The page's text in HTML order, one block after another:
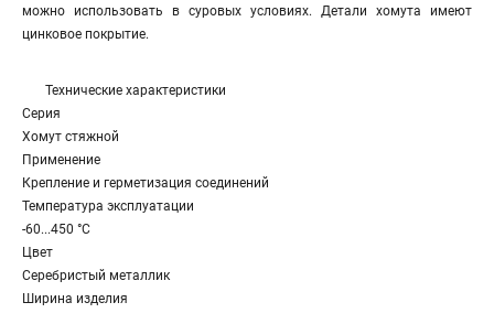
можно использовать в суровых условиях. Детали хомута имеют
цинковое покрытие.
Технические характеристики
Серия
Хомут стяжной
Применение
Крепление и герметизация соединений
Температура эксплуатации
-60...450 °C
Цвет
Серебристый металлик
Ширина изделия